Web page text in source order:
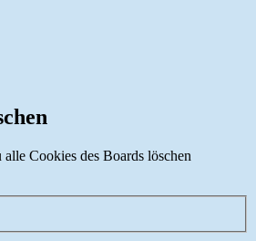
Cookies des Boards löschen